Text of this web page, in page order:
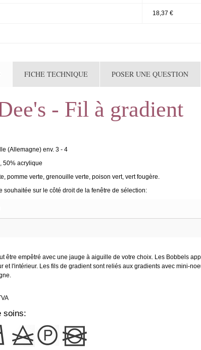
18,37 €
FICHE TECHNIQUE POSER UNE QUESTION
- Fil à gradient
(Allemagne) env. 3 - 4
50% acrylique
pomme verte, grenouille verte, poison vert, vert fougère.
souhaitée sur le côté droit de la fenêtre de sélection:
être empêtré avec une jauge à aiguille de votre choix. Les Bobbels
et l'intérieur. Les fils de gradient sont reliés aux gradients avec mini-
soins: